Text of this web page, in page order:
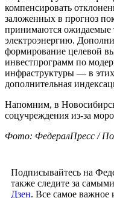
компенсировать
заложенных в прогноз
принимаются ожидаемые
электроэнергию.
формирование целевой
инвестпрограмм по
инфраструктуры — в
дополнительная
Напомним, в
соцучреждения из-за
Фото: ФедералПресс /
Подписывайтесь на
также следите за
Дзен. Все самое важное